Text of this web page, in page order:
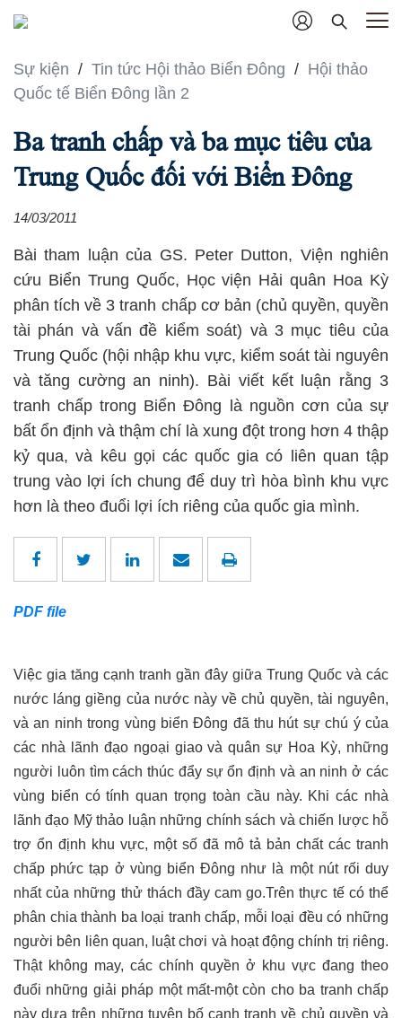
Sự kiện / Tin tức Hội thảo Biển Đông / Hội thảo
Quốc tế Biển Đông lần 2
Ba tranh chấp và ba mục tiêu của
Trung Quốc đối với Biển Đông
14/03/2011
Bài tham luận của GS. Peter Dutton, Viện nghiên
cứu Biển Trung Quốc, Học viện Hải quân Hoa Kỳ
phân tích về 3 tranh chấp cơ bản (chủ quyền, quyền
tài phán và vấn đề kiểm soát) và 3 mục tiêu của
Trung Quốc (hội nhập khu vực, kiểm soát tài nguyên
và tăng cường an ninh). Bài viết kết luận rằng 3
tranh chấp trong Biển Đông là nguồn cơn của sự
bất ổn định và thậm chí là xung đột trong hơn 4 thập
kỷ qua, và kêu gọi các quốc gia có liên quan tập
trung vào lợi ích chung để duy trì hòa bình khu vực
hơn là theo đuổi lợi ích riêng của quốc gia mình.
PDF file
Việc gia tăng cạnh tranh gần đây giữa Trung Quốc và các
nước láng giềng của nước này về chủ quyền, tài nguyên,
và an ninh trong vùng biển Đông đã thu hút sự chú ý của
các nhà lãnh đạo ngoại giao và quân sự Hoa Kỳ, những
người luôn tìm cách thúc đẩy sự ổn định và an ninh ở các
vùng biển có tính quan trọng toàn cầu này. Khi các nhà
lãnh đạo Mỹ thảo luận những chính sách và chiến lược hỗ
trợ ổn định khu vực, một số đã mô tả bản chất các tranh
chấp phức tạp ở vùng biển Đông như là một nút rối duy
nhất của những thử thách đầy cam go.Trên thực tế có thể
phân chia thành ba loại tranh chấp, mỗi loại đều có những
người bên liên quan, luật chơi và hoạt động chính trị riêng.
Thật không may, các chính quyền ở khu vực đang theo
đuổi những giải pháp một mất-một còn cho ba tranh chấp
này dựa trên những tuyên bố cạnh tranh về chủ quyền và